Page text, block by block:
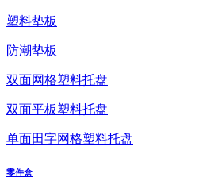
塑料垫板
防潮垫板
双面网格塑料托盘
双面平板塑料托盘
单面田字网格塑料托盘
零件盒